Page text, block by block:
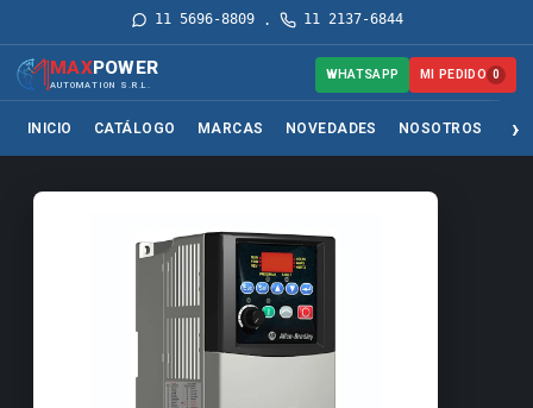
11 5696-8809· 11 2137-6844
MAXPOWER
AUTOMATION S.R.L.
INICIO CATÁLOGO MARCAS NOVEDADES NOSOTROS
WHATSAPP MI PEDIDO 0